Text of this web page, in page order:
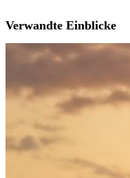
Verwandte Einblicke